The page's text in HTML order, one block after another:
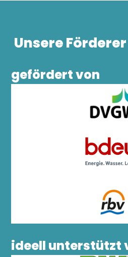
Unsere
gefördert von
ideell unterstützt